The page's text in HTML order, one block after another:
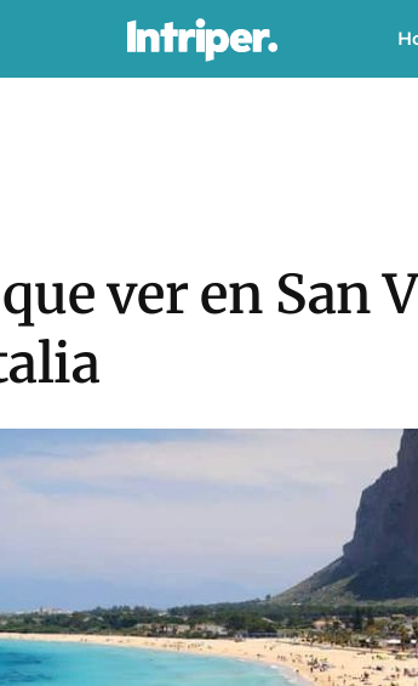
ver en San